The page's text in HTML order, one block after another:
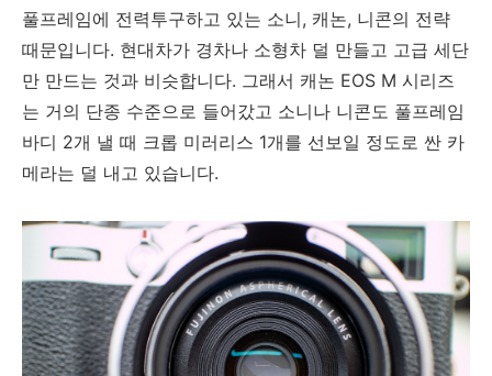
풀프레임에 전력투구하고 있는 소니, 캐논, 니콘의 전략
때문입니다. 현대차가 경차나 소형차 덜 만들고 고급 세단
만 만드는 것과 비슷합니다. 그래서 캐논 EOS M 시리즈
는 거의 단종 수준으로 들어갔고 소니나 니콘도 풀프레임
바디 2개 낼 때 크롭 미러리스 1개를 선보일 정도로 싼 카
메라는 덜 내고 있습니다.